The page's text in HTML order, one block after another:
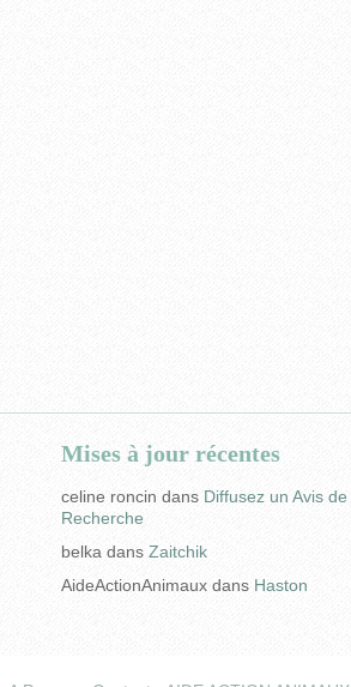
Mises à jour récentes
celine roncin dans Diffusez un Avis de
Recherche
belka dans Zaitchik
AideActionAnimaux dans Haston